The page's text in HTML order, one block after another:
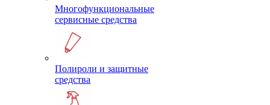
Многофункциональные
сервисные средства
Полироли и защитные
средства